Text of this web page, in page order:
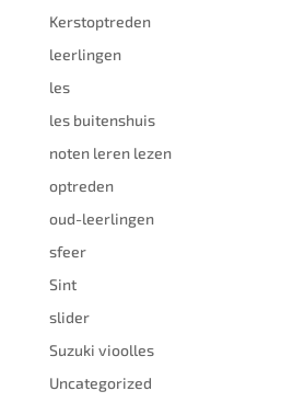
Kerstoptreden
leerlingen
les
les buitenshuis
noten leren lezen
optreden
oud-leerlingen
sfeer
Sint
slider
Suzuki vioolles
Uncategorized